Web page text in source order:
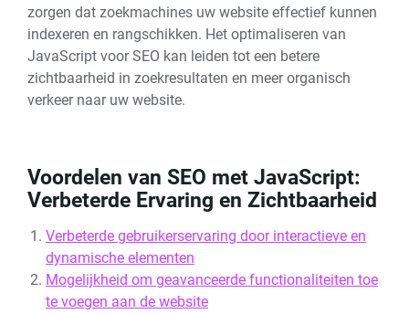
zorgen dat zoekmachines uw website effectief kunnen
indexeren en rangschikken. Het optimaliseren van
JavaScript voor SEO kan leiden tot een betere
zichtbaarheid in zoekresultaten en meer organisch
verkeer naar uw website.
Voordelen van SEO met JavaScript:
Verbeterde Ervaring en Zichtbaarheid
Verbeterde gebruikerservaring door interactieve en
dynamische elementen
Mogelijkheid om geavanceerde functionaliteiten toe
te voegen aan de website